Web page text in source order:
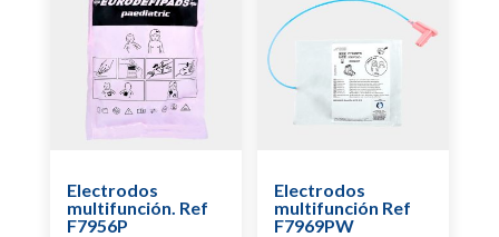
Electrodos
multifunción. Ref
F7956P
Electrodos
multifunción Ref
F7969PW